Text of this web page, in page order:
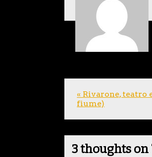
« Rivarone, teatro
fiume)
3 thoughts on